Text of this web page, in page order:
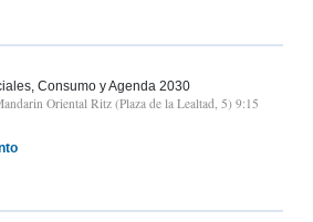
Consumo y Agenda 2030
Oriental Ritz (Plaza de la Lealtad, 5) 9:15